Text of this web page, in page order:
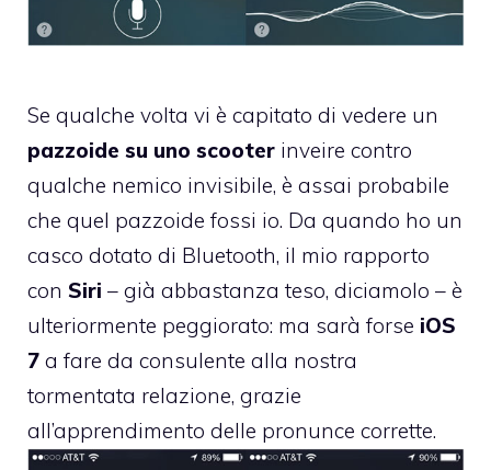
Se qualche volta vi è capitato di vedere un
pazzoide su uno scooter inveire contro
qualche nemico invisibile, è assai probabile
che quel pazzoide fossi io. Da quando ho un
casco dotato di Bluetooth, il mio rapporto
con Siri – già abbastanza teso, diciamolo – è
ulteriormente peggiorato: ma sarà forse iOS
7 a fare da consulente alla nostra
tormentata relazione, grazie
all’apprendimento delle pronunce corrette.